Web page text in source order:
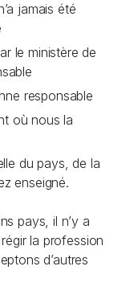
jamais été
le ministère de
responsable
où nous la
du pays, de la
enseigné.
pays, il n’y a
la profession
d’autres